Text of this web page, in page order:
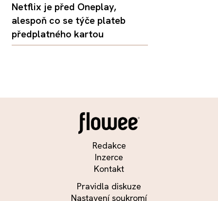
Netflix je před Oneplay,
alespoň co se týče plateb
předplatného kartou
Redakce
Inzerce
Kontakt
Pravidla diskuze
Nastavení soukromí